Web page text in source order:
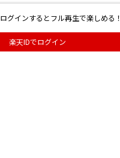
ログインするとフル再生で楽しめる！
楽天IDでログイン